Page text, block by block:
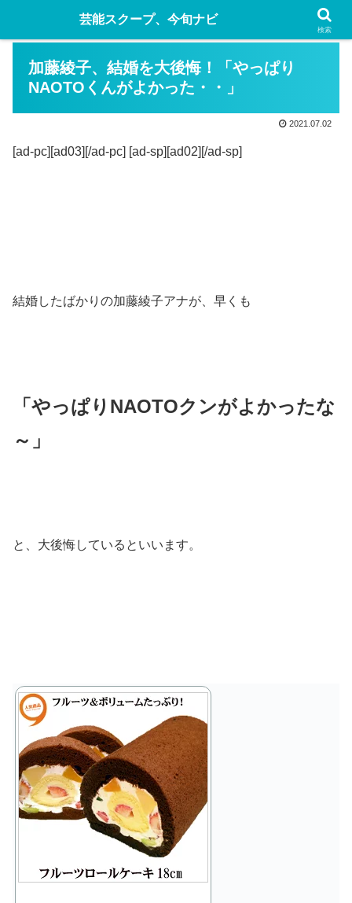
加藤綾子、結婚を大後悔！「やっぱり
NAOTOくんがよかった・・」
2021.07.02
[ad-pc][ad03][/ad-pc] [ad-sp][ad02][/ad-sp]
結婚したばかりの加藤綾子アナが、早くも
「やっぱりNAOTOクンがよかったな
～」
と、大後悔しているといいます。
芸能スクープ、今旬ナビ
検索